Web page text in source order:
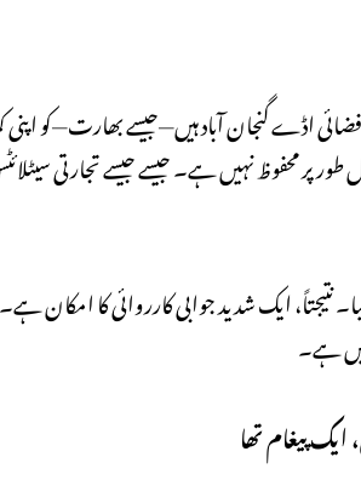
گنجان آباد ہیں—جیسے بھارت—کو اپنی
طور پر محفوظ نہیں ہے۔ جیسے جیسے تجارتی
ایک شدید جوابی کارروائی کا امکان
ہے۔
پیغام تھا